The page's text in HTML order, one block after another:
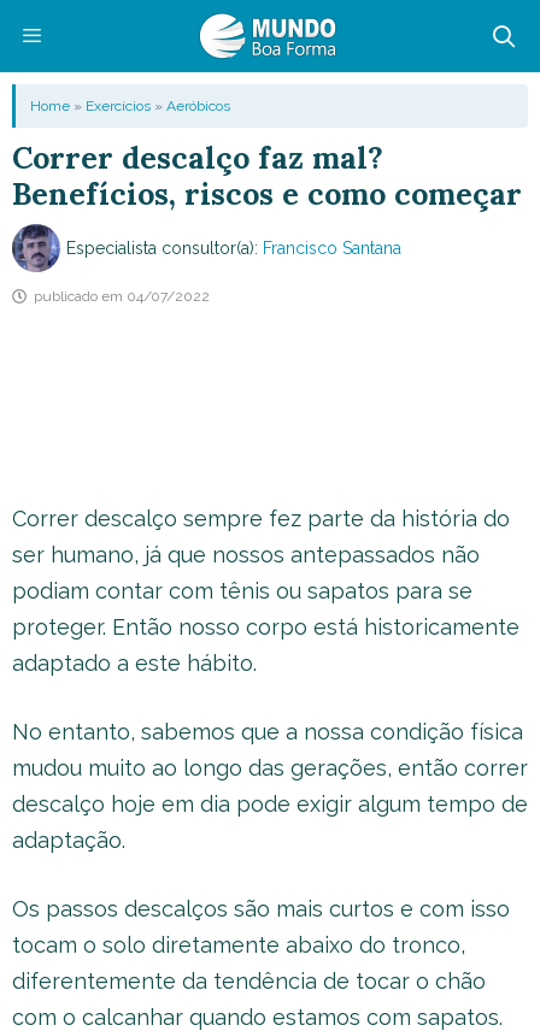
conteúdo
Menu
Home » Exercícios » Aeróbicos
Correr descalço faz mal?
Benefícios, riscos e como começar
Especialista consultor(a): Francisco Santana
publicado em 04/07/2022
Correr descalço sempre fez parte da história do
ser humano, já que nossos antepassados não
podiam contar com tênis ou sapatos para se
proteger. Então nosso corpo está historicamente
adaptado a este hábito.
No entanto, sabemos que a nossa condição física
mudou muito ao longo das gerações, então correr
descalço hoje em dia pode exigir algum tempo de
adaptação.
Os passos descalços são mais curtos e com isso
tocam o solo diretamente abaixo do tronco,
diferentemente da tendência de tocar o chão
com o calcanhar quando estamos com sapatos.